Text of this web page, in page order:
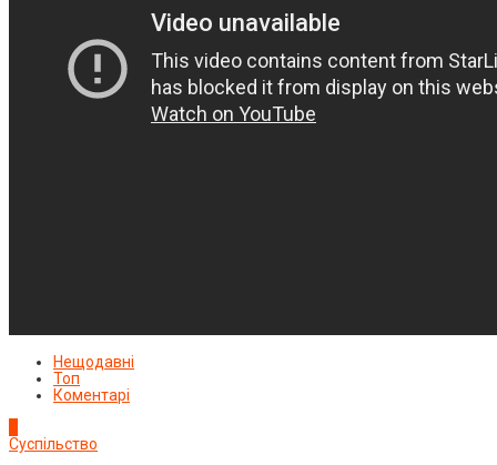
Нещодавні
Топ
Коментарі
Суспільство